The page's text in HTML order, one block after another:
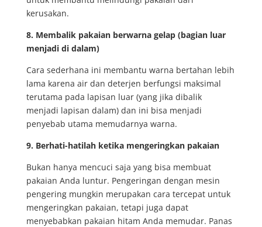
kerusakan.
8. Membalik pakaian berwarna gelap (bagian luar
menjadi di dalam)
Cara sederhana ini membantu warna bertahan lebih
lama karena air dan deterjen berfungsi maksimal
terutama pada lapisan luar (yang jika dibalik
menjadi lapisan dalam) dan ini bisa menjadi
penyebab utama memudarnya warna.
9. Berhati-hatilah ketika mengeringkan pakaian
Bukan hanya mencuci saja yang bisa membuat
pakaian Anda luntur. Pengeringan dengan mesin
pengering mungkin merupakan cara tercepat untuk
mengeringkan pakaian, tetapi juga dapat
menyebabkan pakaian hitam Anda memudar. Panas